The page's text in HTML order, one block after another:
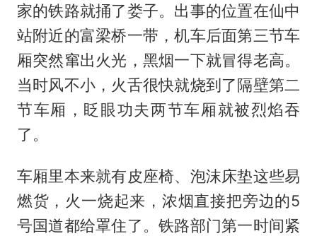
家的铁路就捅了娄子。出事的位置在仙中
站附近的富梁桥一带，机车后面第三节车
厢突然窜出火光，黑烟一下就冒得老高。
当时风不小，火舌很快就烧到了隔壁第二
节车厢，眨眼功夫两节车厢就被烈焰吞
了。
车厢里本来就有皮座椅、泡沫床垫这些易
燃货，火一烧起来，浓烟直接把旁边的5
号国道都给罩住了。铁路部门第一时间紧